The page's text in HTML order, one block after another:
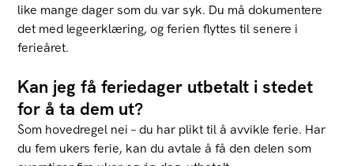
like mange dager som du var syk. Du må dokumentere
det med legeerklæring, og ferien flyttes til senere i
ferieåret.
Kan jeg få feriedager utbetalt i stedet
for å ta dem ut?
Som hovedregel nei – du har plikt til å avvikle ferie. Har
du fem ukers ferie, kan du avtale å få den delen som